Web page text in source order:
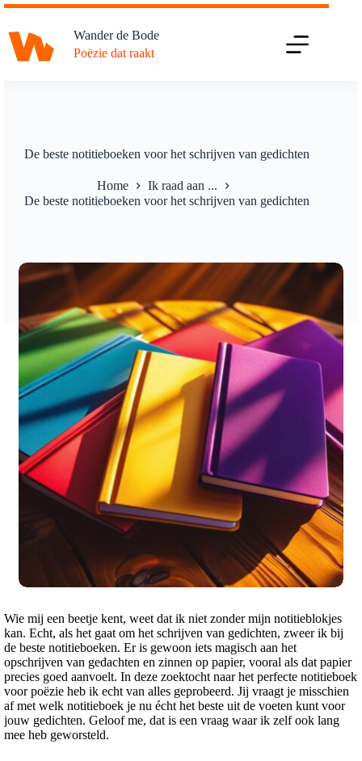
Ga
de
inhoud
Wander de Bode
Poëzie dat raakt
De beste notitieboeken voor het schrijven van gedichten
Home
Ik raad aan ...
De beste notitieboeken voor het schrijven van gedichten
Wie mij een beetje kent, weet dat ik niet zonder mijn notitieblokjes
kan. Echt, als het gaat om het schrijven van gedichten, zweer ik bij
de beste notitieboeken. Er is gewoon iets magisch aan het
opschrijven van gedachten en zinnen op papier, vooral als dat papier
precies goed aanvoelt. In deze zoektocht naar het perfecte notitieboek
voor poëzie heb ik echt van alles geprobeerd. Jij vraagt je misschien
af met welk notitieboek je nu écht het beste uit de voeten kunt voor
jouw gedichten. Geloof me, dat is een vraag waar ik zelf ook lang
mee heb geworsteld.